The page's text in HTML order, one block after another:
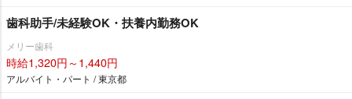
歯科助手/未経験OK・扶養内勤務OK
メリー歯科
時給1,320円～1,440円
アルバイト・パート / 東京都